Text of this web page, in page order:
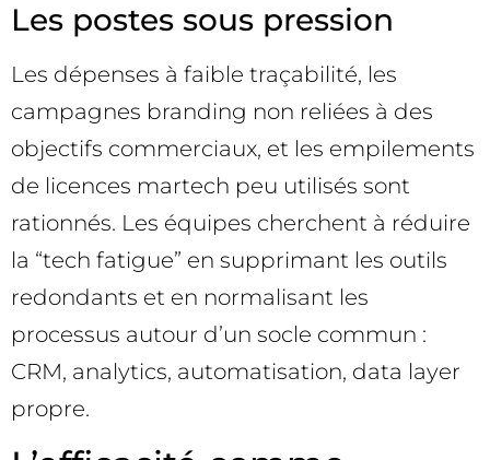
Les postes sous pression
Les dépenses à faible traçabilité, les
campagnes branding non reliées à des
objectifs commerciaux, et les empilements
de licences martech peu utilisés sont
rationnés. Les équipes cherchent à réduire
la “tech fatigue” en supprimant les outils
redondants et en normalisant les
processus autour d’un socle commun :
CRM, analytics, automatisation, data layer
propre.